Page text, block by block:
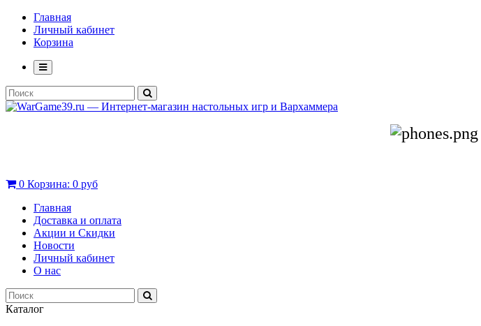
Главная
Личный кабинет
Корзина
0 Корзина: 0 руб
Главная
Доставка и оплата
Акции и Скидки
Новости
Личный кабинет
О нас
Каталог